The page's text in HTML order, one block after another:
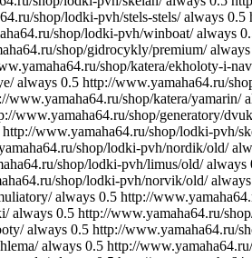
shop/lodki-pvh/stels-stels/ always 0.5
shop/lodki-pvh/winboat/ always
shop/gidrocykly/premium/ always
shop/katera/ekholoty-i-
always 0.5 http://www.yamaha64.ru/
www.yamaha64.ru/shop/katera/yamarin/
www.yamaha64.ru/shop/generatory/
http://www.yamaha64.ru/shop/lodki-pvh/
shop/lodki-pvh/nordik/old/
shop/lodki-pvh/limus/old/ always
shop/lodki-pvh/norvik/old/ always
always 0.5 http://
always 0.5 http://www.yamaha64.ru/
always 0.5 http://www.yamaha64.ru/
always 0.5 http://